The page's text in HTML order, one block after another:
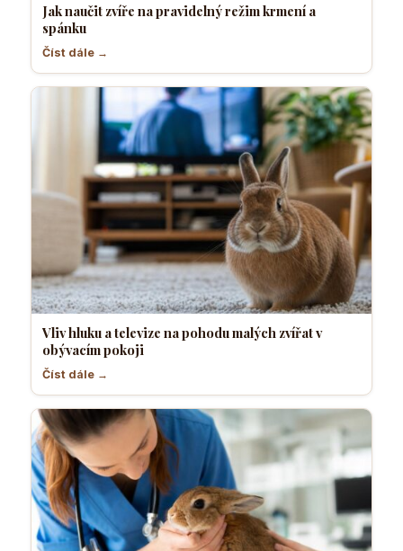
Jak naučit zvíře na pravidelný režim krmení a
spánku
Číst dále →
Vliv hluku a televize na pohodu malých zvířat v
obývacím pokoji
Číst dále →